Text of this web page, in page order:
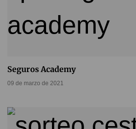
Seguros Academy
09 de marzo de 2021